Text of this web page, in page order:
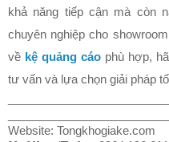
khả năng tiếp cận mà còn
chuyên nghiệp cho
về kệ quảng cáo phù hợp,
tư vấn và lựa chọn giải pháp
Website: Tongkhogiake.com